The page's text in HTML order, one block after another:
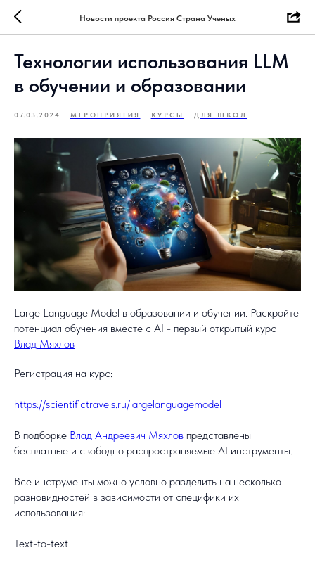
Новости проекта Россия Страна Ученых
Технологии использования LLM
в обучении и образовании
07.03.2024 МЕРОПРИЯТИЯ КУРСЫ ДЛЯ ШКОЛ
Large Language Model в образовании и обучении. Раскройте
потенциал обучения вместе с AI - первый открытый курс
Влад Мяхлов
Регистрация на курс:
https://scientifictravels.ru/largelanguagemodel
В подборке Влад Андреевич Мяхлов представлены
бесплатные и свободно распространяемые AI инструменты.
Все инструменты можно условно разделить на несколько
разновидностей в зависимости от специфики их
использования:
Text-to-text